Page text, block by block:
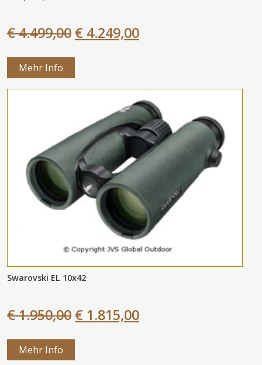
€ 4.499,00 € 4.249,00
Mehr Info
Swarovski EL 10x42
€ 1.950,00 € 1.815,00
Mehr Info